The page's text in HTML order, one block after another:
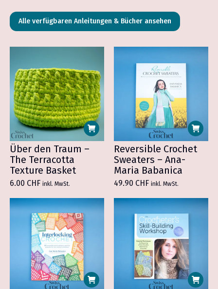
Alle verfügbaren Anleitungen & Bücher ansehen
Über den Traum –
The Terracotta
Texture Basket
6.00 CHF inkl. MwSt.
Reversible Crochet
Sweaters – Ana-
Maria Babanica
49.90 CHF inkl. MwSt.